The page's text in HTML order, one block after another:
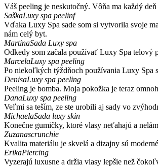
Váš peeling je neskutočný. Vôňa ma každý
SaškaLuxy spa peelinf
Vďaka Luxy Spa sade som si vytvorila svoje
nám celý byt.
MartinaSada Luxy spa
Odkedy som začala používať Luxy Spa telový
MarcelaLuxy spa peeling
Po niekoľkých týždňoch používania Luxy Spa
DenisaLuxy spa peeling
Peeling je bomba. Moja pokožka je teraz
DanaLuxy spa peeling
Veľmi sa teším, ze ste urobili aj sady vo
MichaelaSada luxy skin
Konečne gumičky, ktoré vlasy neťahajú a
Zuzanascrunchie
Kvalita materiálu je skvelá a dizajny sú
ErikaPiercing
Vyzerajú luxusne a držia vlasy lepšie než